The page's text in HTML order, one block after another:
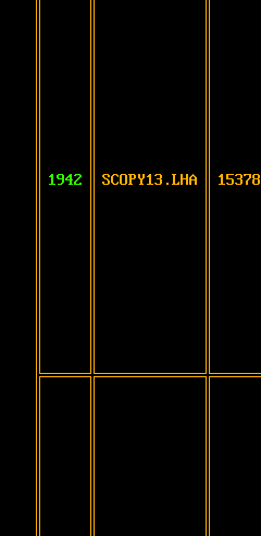
1942 SCOPY13.LHA 15378